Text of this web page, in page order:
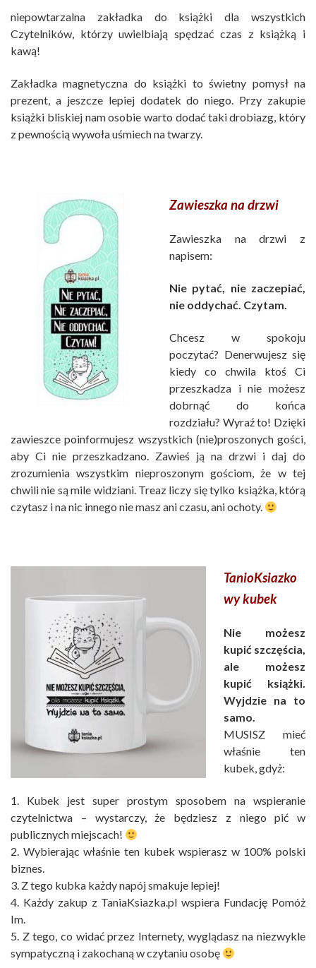
niepowtarzalna zakładka do książki dla wszystkich
Czytelników, którzy uwielbiają spędzać czas z książką i
kawą!
Zakładka magnetyczna do książki to świetny pomysł na
prezent, a jeszcze lepiej dodatek do niego. Przy zakupie
książki bliskiej nam osobie warto dodać taki drobiazg, który
z pewnością wywoła uśmiech na twarzy.
Zawieszka na drzwi
Zawieszka na drzwi z
napisem:
Nie pytać, nie zaczepiać,
nie oddychać. Czytam.
Chcesz w spokoju
poczytać? Denerwujesz się
kiedy co chwila ktoś Ci
przeszkadza i nie możesz
dobrnąć do końca
rozdziału? Wyraź to! Dzięki
zawieszce poinformujesz wszystkich (nie)proszonych gości,
aby Ci nie przeszkadzano. Zawieś ją na drzwi i daj do
zrozumienia wszystkim nieproszonym gościom, że w tej
chwili nie są mile widziani. Treaz liczy się tylko książka, którą
czytasz i na nic innego nie masz ani czasu, ani ochoty.
TanioKsiazko
wy kubek
Nie możesz
kupić szczęścia,
ale możesz
kupić książki.
Wyjdzie na to
samo.
MUSISZ mieć
właśnie ten
kubek, gdyż:
1. Kubek jest super prostym sposobem na wspieranie
czytelnictwa – wystarczy, że będziesz z niego pić w
publicznych miejscach!
2. Wybierając właśnie ten kubek wspierasz w 100% polski
biznes.
3. Z tego kubka każdy napój smakuje lepiej!
4. Każdy zakup z TaniaKsiazka.pl wspiera Fundację Pomóż
Im.
5. Z tego, co widać przez Internety, wyglądasz na niezwykle
sympatyczną i zakochaną w czytaniu osobę